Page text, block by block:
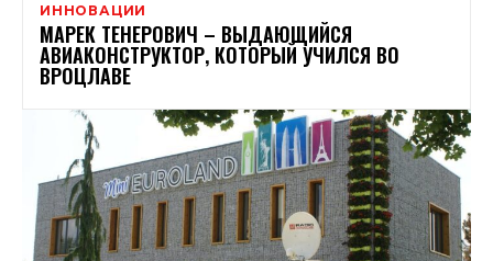
ИННОВАЦИИ
МАРЕК ТЕНЕРОВИЧ – ВЫДАЮЩИЙСЯ
АВИАКОНСТРУКТОР, КОТОРЫЙ УЧИЛСЯ ВО
ВРОЦЛАВЕ